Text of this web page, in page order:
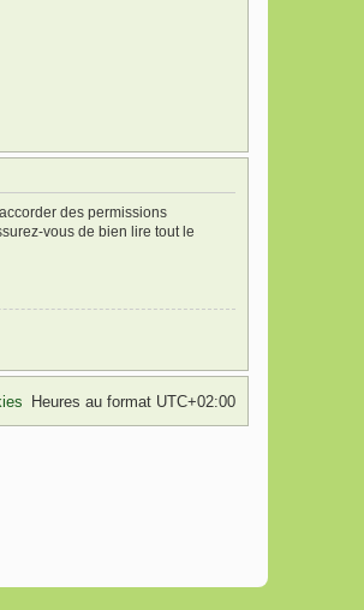
des permissions
vous de bien lire tout le
Heures au format UTC+02:00